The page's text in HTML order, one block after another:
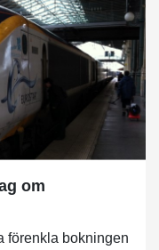
om
förenkla bokningen